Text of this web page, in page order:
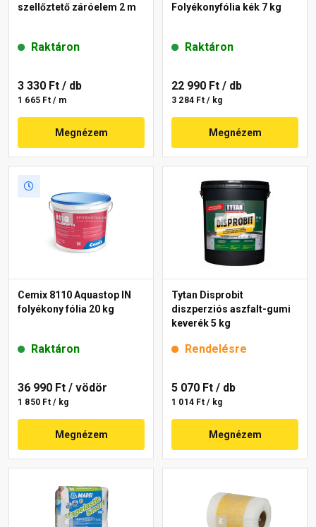
szellőztető záróelem 2 m
Raktáron
3 330 Ft / db
1 665 Ft / m
Megnézem
Folyékonyfólia kék 7 kg
Raktáron
22 990 Ft / db
3 284 Ft / kg
Megnézem
Cemix 8110 Aquastop IN
folyékony fólia 20 kg
Raktáron
36 990 Ft / vödör
1 850 Ft / kg
Megnézem
Tytan Disprobit
diszperziós aszfalt-gumi
keverék 5 kg
Rendelésre
5 070 Ft / db
1 014 Ft / kg
Megnézem